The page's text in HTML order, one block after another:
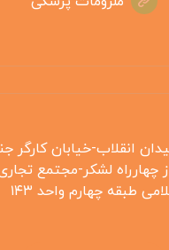
انقلاب-خیابان کارگر
چهارراه لشکر-مجتمع
طبقه چهارم واحد ۱۴۳